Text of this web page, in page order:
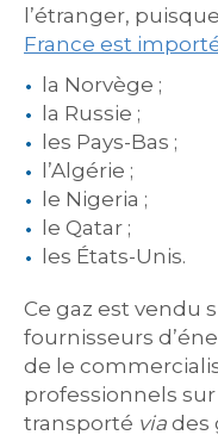
l’étranger, puisque
France est
la Norvège ;
la Russie ;
les Pays-Bas ;
l’Algérie ;
le Nigeria ;
le Qatar ;
les États-Unis.
Ce gaz est vendu
fournisseurs
de le
professionnels
transporté via des